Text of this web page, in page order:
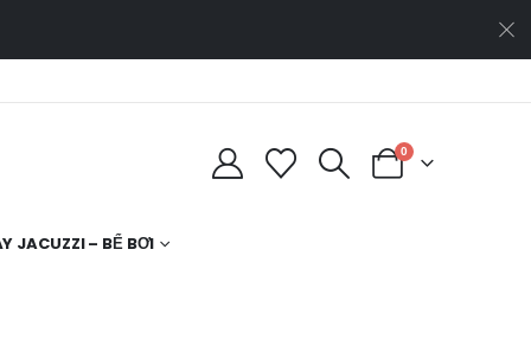
0
JACUZZI – BỂ BƠI